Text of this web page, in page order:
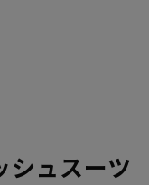
シュスーツ